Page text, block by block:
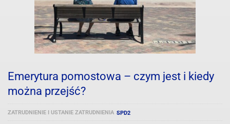
Emerytura pomostowa – czym jest i kiedy
można przejść?
ZATRUDNIENIE I USTANIE ZATRUDNIENIA SPD2